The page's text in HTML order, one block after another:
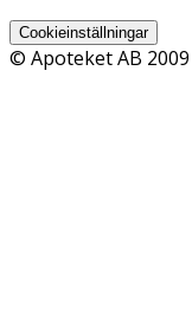
Cookieinställningar
© Apoteket AB